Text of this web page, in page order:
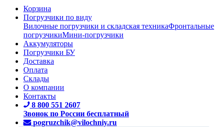
Корзина
Погрузчики по виду
Вилочные погрузчики и складская техникаФронтальные
погрузчикиМини-погрузчики
Аккумуляторы
Погрузчики БУ
Доставка
Оплата
Склады
О компании
Контакты
8 800 551 2607
Звонок по России бесплатный
pogruzchik@vilochniy.ru